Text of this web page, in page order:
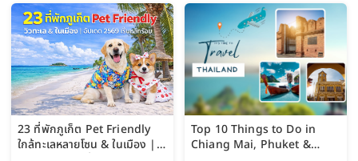
23 ที่พักภูเก็ต Pet Friendly
ใกล้ทะเลหลายโซน & ในเมือง |
Top 10 Things to Do in
Chiang Mai, Phuket &